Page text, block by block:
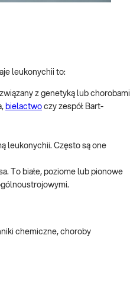
leukonychii to:
z genetyką lub chorobami
bielactwo czy zespół Bart-
leukonychii. Często są one
To białe, poziome lub pionowe
chemiczne, choroby